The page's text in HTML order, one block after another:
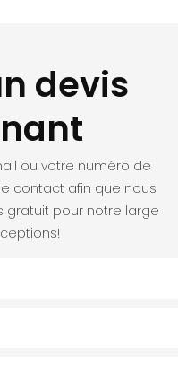
devis
ou votre numéro de
contact afin que nous
gratuit pour notre large